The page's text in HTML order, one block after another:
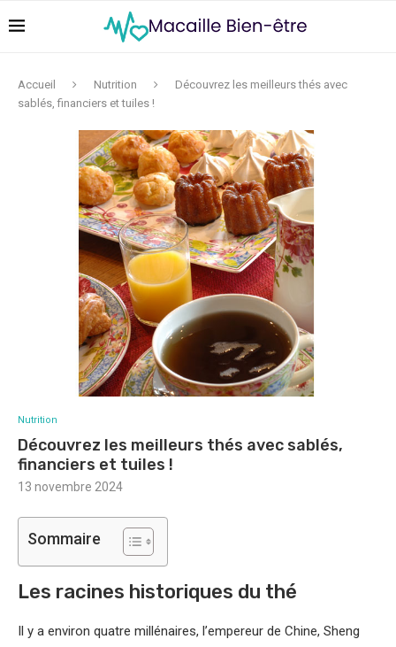
Accueil Nutrition
Découvrez les meilleurs thés avec
sablés, financiers et tuiles !
Nutrition
Découvrez les meilleurs thés avec sablés,
financiers et tuiles !
13 novembre 2024
Sommaire
Les racines historiques du thé
Il y a environ quatre millénaires, l’empereur de Chine, Sheng